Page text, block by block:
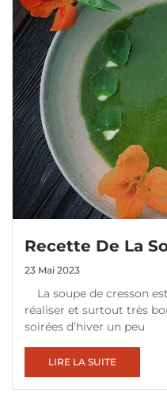
Recette De La
23 Mai 2023
La soupe de cresson
réaliser et surtout très
soirées d’hiver un peu
LIRE LA SUITE